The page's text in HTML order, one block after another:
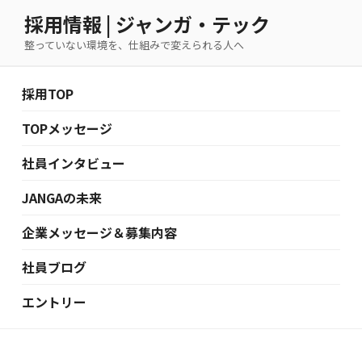
採用情報 | ジャンガ・テック
整っていない環境を、仕組みで変えられる人へ
採用TOP
TOPメッセージ
社員インタビュー
JANGAの未来
企業メッセージ＆募集内容
社員ブログ
エントリー